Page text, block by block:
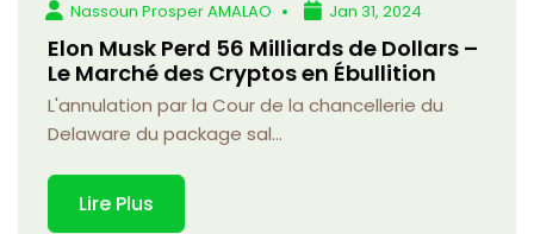
Nassoun Prosper AMALAO Jan 31, 2024
Elon Musk Perd 56 Milliards de Dollars –
Le Marché des Cryptos en Ébullition
L'annulation par la Cour de la chancellerie du
Delaware du package sal...
Lire Plus